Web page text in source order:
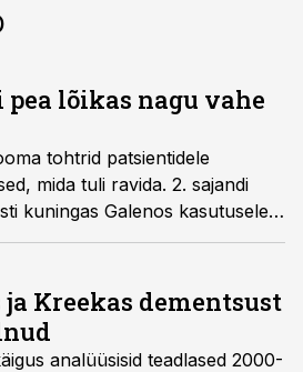
lõikas nagu vahe
tohtrid patsientidele
mida tuli ravida. 2. sajandi
kuningas Galenos kasutusele
mis mõjutasid meditsiini
ja Kreekas dementsust
analüüsisid teadlased 2000-